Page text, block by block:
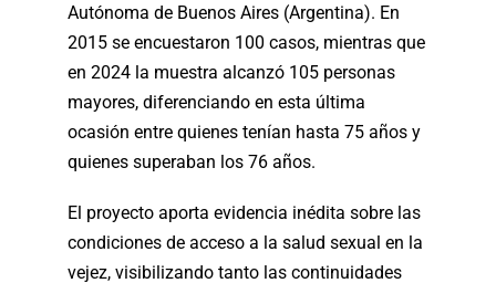
Autónoma de Buenos Aires (Argentina). En
2015 se encuestaron 100 casos, mientras que
en 2024 la muestra alcanzó 105 personas
mayores, diferenciando en esta última
ocasión entre quienes tenían hasta 75 años y
quienes superaban los 76 años.
El proyecto aporta evidencia inédita sobre las
condiciones de acceso a la salud sexual en la
vejez, visibilizando tanto las continuidades